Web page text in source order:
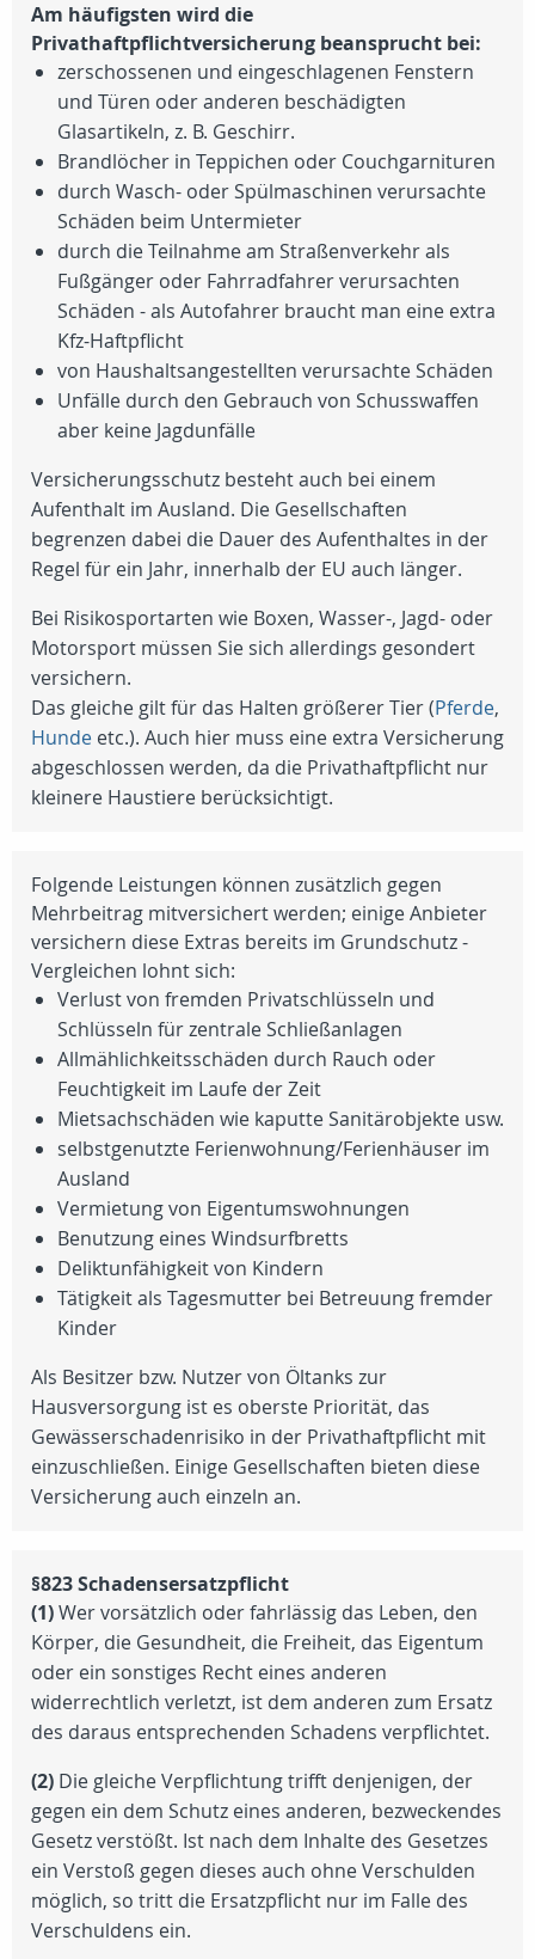
Am häufigsten wird die
Privathaftpflichtversicherung beansprucht bei:
zerschossenen und eingeschlagenen Fenstern
und Türen oder anderen beschädigten
Glasartikeln, z. B. Geschirr.
Brandlöcher in Teppichen oder Couchgarnituren
durch Wasch- oder Spülmaschinen verursachte
Schäden beim Untermieter
durch die Teilnahme am Straßenverkehr als
Fußgänger oder Fahrradfahrer verursachten
Schäden - als Autofahrer braucht man eine extra
Kfz-Haftpflicht
von Haushaltsangestellten verursachte Schäden
Unfälle durch den Gebrauch von Schusswaffen
aber keine Jagdunfälle
Versicherungsschutz besteht auch bei einem
Aufenthalt im Ausland. Die Gesellschaften
begrenzen dabei die Dauer des Aufenthaltes in der
Regel für ein Jahr, innerhalb der EU auch länger.
Bei Risikosportarten wie Boxen, Wasser-, Jagd- oder
Motorsport müssen Sie sich allerdings gesondert
versichern.
Das gleiche gilt für das Halten größerer Tier (Pferde,
Hunde etc.). Auch hier muss eine extra Versicherung
abgeschlossen werden, da die Privathaftpflicht nur
kleinere Haustiere berücksichtigt.
Folgende Leistungen können zusätzlich gegen
Mehrbeitrag mitversichert werden; einige Anbieter
versichern diese Extras bereits im Grundschutz -
Vergleichen lohnt sich:
Verlust von fremden Privatschlüsseln und
Schlüsseln für zentrale Schließanlagen
Allmählichkeitsschäden durch Rauch oder
Feuchtigkeit im Laufe der Zeit
Mietsachschäden wie kaputte Sanitärobjekte usw.
selbstgenutzte Ferienwohnung/Ferienhäuser im
Ausland
Vermietung von Eigentumswohnungen
Benutzung eines Windsurfbretts
Deliktunfähigkeit von Kindern
Tätigkeit als Tagesmutter bei Betreuung fremder
Kinder
Als Besitzer bzw. Nutzer von Öltanks zur
Hausversorgung ist es oberste Priorität, das
Gewässerschadenrisiko in der Privathaftpflicht mit
einzuschließen. Einige Gesellschaften bieten diese
Versicherung auch einzeln an.
§823 Schadensersatzpflicht
(1)Wer vorsätzlich oder fahrlässig das Leben, den
Körper, die Gesundheit, die Freiheit, das Eigentum
oder ein sonstiges Recht eines anderen
widerrechtlich verletzt, ist dem anderen zum Ersatz
des daraus entsprechenden Schadens verpflichtet.
(2) Die gleiche Verpflichtung trifft denjenigen, der
gegen ein dem Schutz eines anderen, bezweckendes
Gesetz verstößt. Ist nach dem Inhalte des Gesetzes
ein Verstoß gegen dieses auch ohne Verschulden
möglich, so tritt die Ersatzpflicht nur im Falle des
Verschuldens ein.